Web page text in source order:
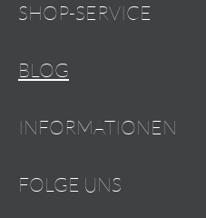
SHOP-SERVICE
BLOG
INFORMATIONEN
FOLGE UNS